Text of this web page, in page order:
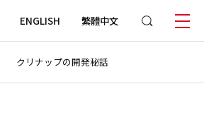
ENGLISH 繁體中文
クリナップの開発秘話